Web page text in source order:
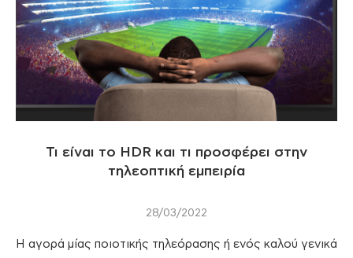
Τι είναι το HDR και τι προσφέρει στην
τηλεοπτική εμπειρία
28/03/2022
Η αγορά μίας ποιοτικής τηλεόρασης ή ενός καλού γενικά